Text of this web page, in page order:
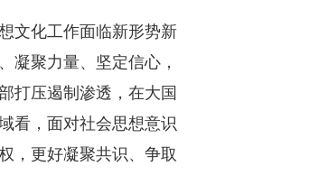
文化工作面临新形势新
凝聚力量、坚定信心，
打压遏制渗透，在大国
看，面对社会思想意识
，更好凝聚共识、争取